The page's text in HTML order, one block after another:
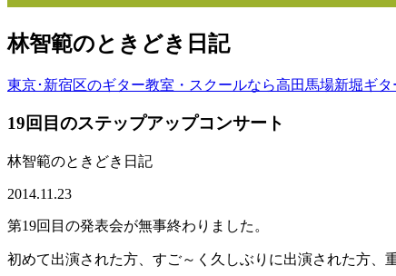
林智範のときどき日記
東京･新宿区のギター教室・スクールなら高田馬場新堀ギタ
19回目のステップアップコンサート
林智範のときどき日記
2014.11.23
第19回目の発表会が無事終わりました。
初めて出演された方、すご～く久しぶりに出演された方、